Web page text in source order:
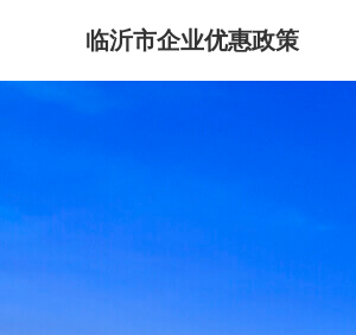
临沂市企业优惠政策